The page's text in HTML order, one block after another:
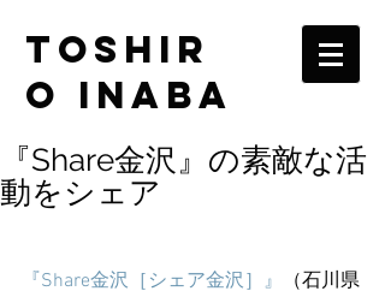
TOSHIR
O INABA
『Share金沢』の素敵な活
動をシェア
『Share金沢［シェア金沢］』
（石川県